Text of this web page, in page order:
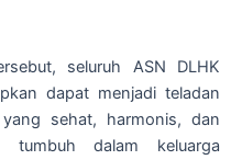
seluruh ASN DLHK
dapat menjadi teladan
sehat, harmonis, dan
tumbuh dalam keluarga